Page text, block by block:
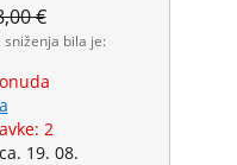
€
bila je:
2
19. 08.